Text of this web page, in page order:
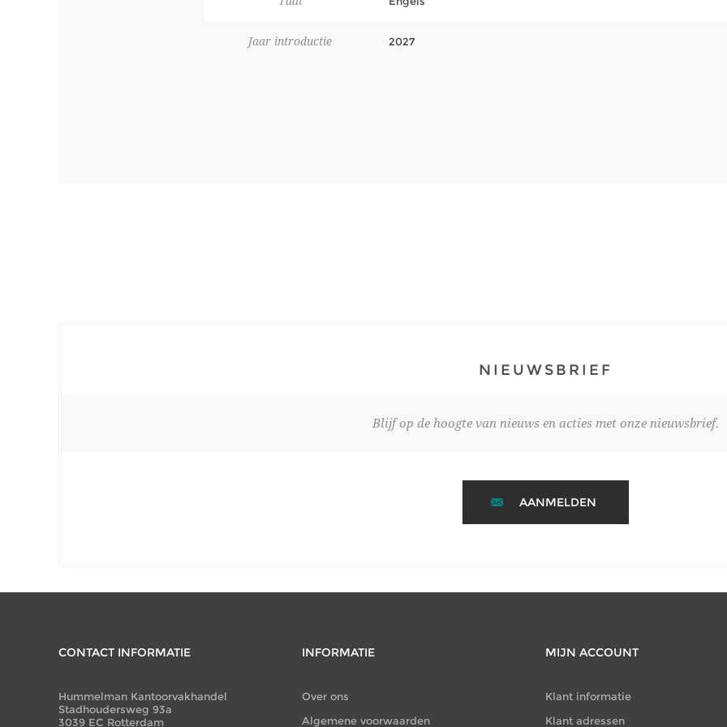
Jaar introductie 2027
NIEUWSBRIEF
Blijf op de hoogte van nieuws en acties met onze nieuwsbrief.
AANMELDEN
CONTACT INFORMATIE
Hummelman Kantoorvakhandel
Stadhoudersweg 93a
3039 EC Rotterdam
INFORMATIE
Over ons
Algemene voorwaarden
MIJN ACCOUNT
Klant informatie
Klant adressen